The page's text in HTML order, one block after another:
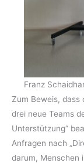
Franz
Zum Beweis, dass
drei neue Teams
Unterstützung“
Anfragen nach
darum, Menschen